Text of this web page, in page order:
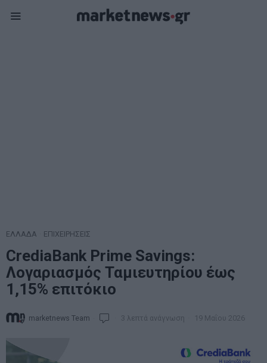
ΕΛΛΑΔΑ ΕΠΙΧΕΙΡΗΣΕΙΣ
CrediaBank Prime Savings:
Λογαριασμός Ταμιευτηρίου έως
1,15% επιτόκιο
marketnews Team 3 λεπτά ανάγνωση 19 Μαΐου 2026